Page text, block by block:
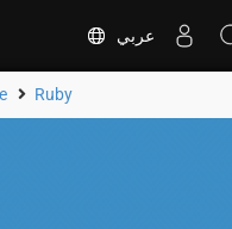
عربي
Ruby